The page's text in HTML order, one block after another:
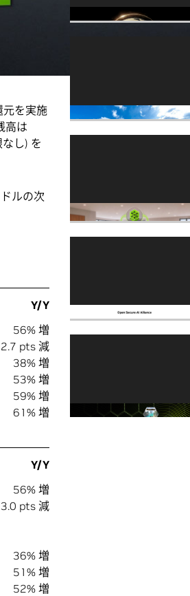
しま
トレー
。AI
元を実施
高は
し) を
ルの次
Y/Y
56% 増
2.7 pts 減
38% 増
53% 増
59% 増
61% 増
Y/Y
56% 増
3.0 pts 減
36% 増
51% 増
52% 増